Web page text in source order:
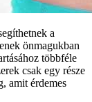
a
önmagukban
többféle
csak egy része
amit érdemes